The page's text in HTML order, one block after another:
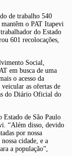
de trabalho 540
mantêm o PAT Itapevi
do Estado
601 recolocações,
Social,
em busca de uma
o acesso da
veicular as ofertas de
do Diário Oficial do
Estado de São Paulo
“Além disso, devido
por nossa
cidade, e a
a população”,